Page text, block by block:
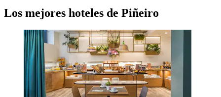
Los mejores hoteles de Piñeiro